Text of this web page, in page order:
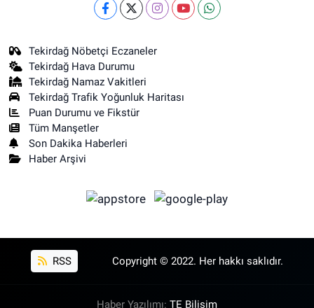
Tekirdağ Nöbetçi Eczaneler
Tekirdağ Hava Durumu
Tekirdağ Namaz Vakitleri
Tekirdağ Trafik Yoğunluk Haritası
Puan Durumu ve Fikstür
Tüm Manşetler
Son Dakika Haberleri
Haber Arşivi
RSS Copyright © 2022. Her hakkı saklıdır.
Haber Yazılımı: TE Bilişim